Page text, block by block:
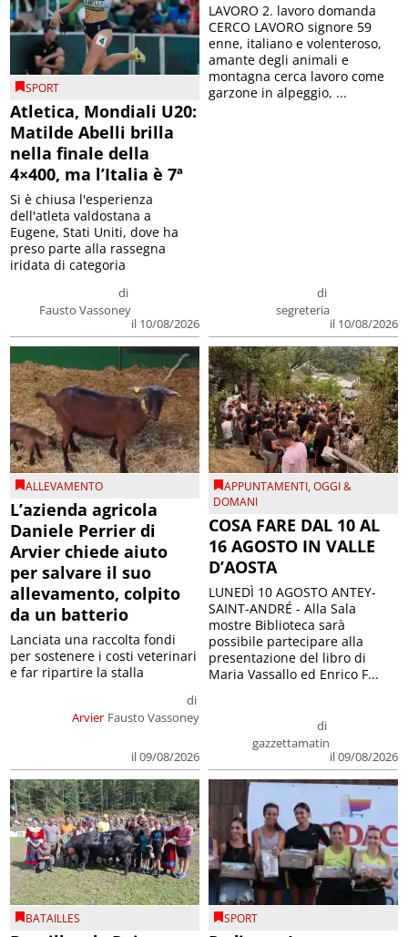
SPORT
Atletica, Mondiali U20:
Matilde Abelli brilla
nella finale della
4×400, ma l’Italia è 7ª
di
Fausto Vassoney
il 10/08/2026
Si è chiusa l'esperienza
dell'atleta valdostana a
Eugene, Stati Uniti, dove ha
preso parte alla rassegna
iridata di categoria
di
segreteria
il 10/08/2026
LAVORO 2. lavoro domanda
CERCO LAVORO signore 59
enne, italiano e volenteroso,
amante degli animali e
montagna cerca lavoro come
garzone in alpeggio, ...
ALLEVAMENTO
L’azienda agricola
Daniele Perrier di
Arvier chiede aiuto
per salvare il suo
allevamento, colpito
da un batterio
Arvier
di
Fausto Vassoney
il 09/08/2026
Lanciata una raccolta fondi
per sostenere i costi veterinari
e far ripartire la stalla
APPUNTAMENTI,OGGI &
DOMANI
COSA FARE DAL 10 AL
16 AGOSTO IN VALLE
D’AOSTA
di
gazzettamatin
il 09/08/2026
LUNEDÌ 10 AGOSTO ANTEY-
SAINT-ANDRÉ - Alla Sala
mostre Biblioteca sarà
possibile partecipare alla
presentazione del libro di
Maria Vassallo ed Enrico F...
BATAILLES SPORT